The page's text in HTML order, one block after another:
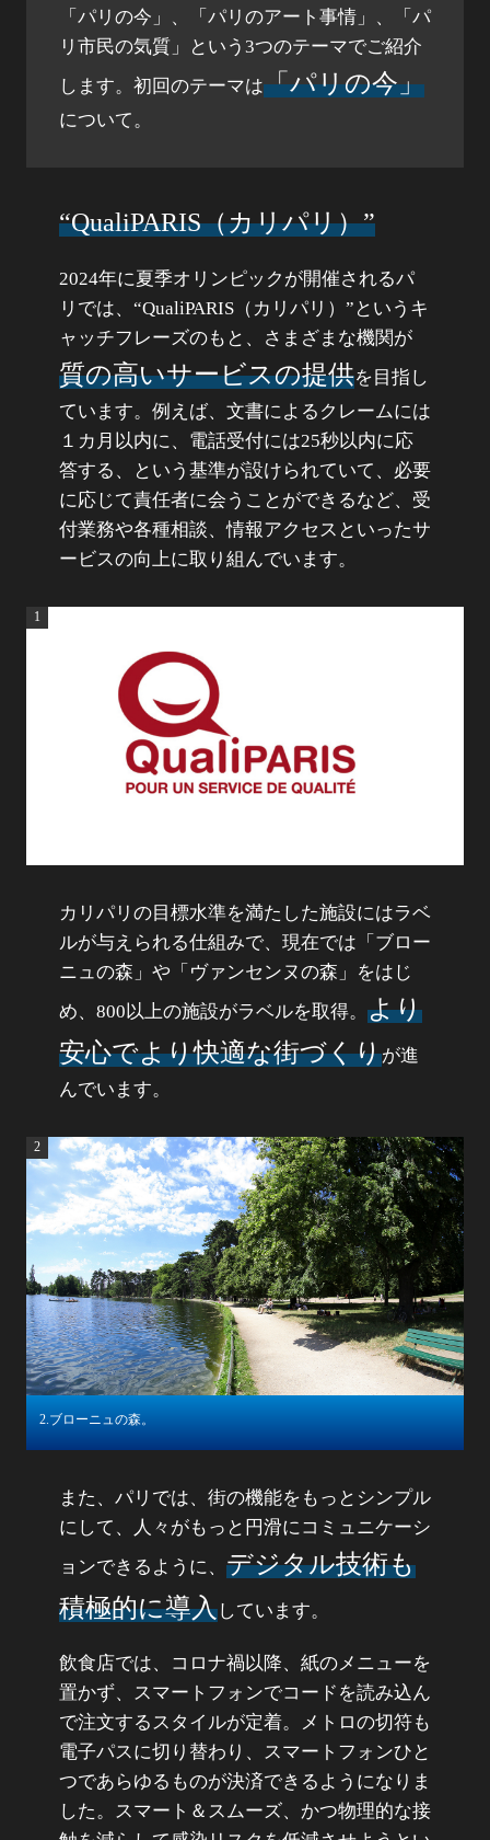
「パリの今」、「パリのアート事情」、「パ
リ市民の気質」という3つのテーマでご紹介
します。初回のテーマは「パリの今」
について。
“QualiPARIS（カリパリ）”
2024年に夏季オリンピックが開催されるパ
リでは、“QualiPARIS（カリパリ）”というキ
ャッチフレーズのもと、さまざまな機関が
質の高いサービスの提供を目指し
ています。例えば、文書によるクレームには
１カ月以内に、電話受付には25秒以内に応
答する、という基準が設けられていて、必要
に応じて責任者に会うことができるなど、受
付業務や各種相談、情報アクセスといったサ
ービスの向上に取り組んでいます。
1
カリパリの目標水準を満たした施設にはラベ
ルが与えられる仕組みで、現在では「ブロー
ニュの森」や「ヴァンセンヌの森」をはじ
め、800以上の施設がラベルを取得。 より
安心でより快適な街づくりが進
んでいます。
2
2.ブローニュの森。
また、パリでは、街の機能をもっとシンプル
にして、人々がもっと円滑にコミュニケーシ
ョンできるように、 デジタル技術も
積極的に導入しています。
飲食店では、コロナ禍以降、紙のメニューを
置かず、スマートフォンでコードを読み込ん
で注文するスタイルが定着。メトロの切符も
電子パスに切り替わり、スマートフォンひと
つであらゆるものが決済できるようになりま
した。スマート＆スムーズ、かつ物理的な接